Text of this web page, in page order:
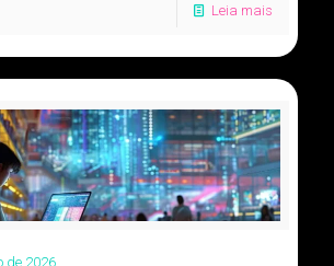
Leia mais
de 2026